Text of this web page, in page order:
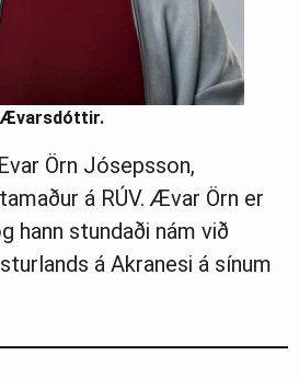
Ævarsdóttir.
Örn Jósepsson,
á RÚV. Ævar Örn er
hann stundaði nám við
á Akranesi á sínum